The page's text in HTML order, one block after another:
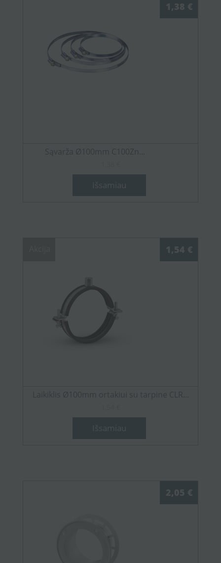
1,38 €
Sąvarža Ø100mm C100Zn...
Išsamiau
1,54 €
Laikiklis Ø100mm ortakiui su tarpine CLR...
Išsamiau
2,05 €